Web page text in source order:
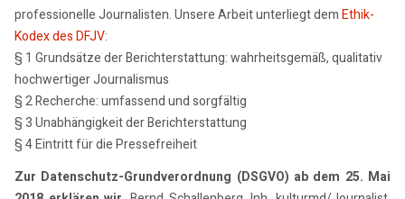
professionelle Journalisten. Unsere Arbeit unterliegt demEthik-
Kodex des DFJV:
§ 1 Grundsätze der Berichterstattung: wahrheitsgemäß, qualitativ
hochwertiger Journalismus
§ 2 Recherche: umfassend und sorgfältig
§ 3 Unabhängigkeit der Berichterstattung
§ 4 Eintritt für die Pressefreiheit
Zur Datenschutz-Grundverordnung (DSGVO) ab dem 25. Mai